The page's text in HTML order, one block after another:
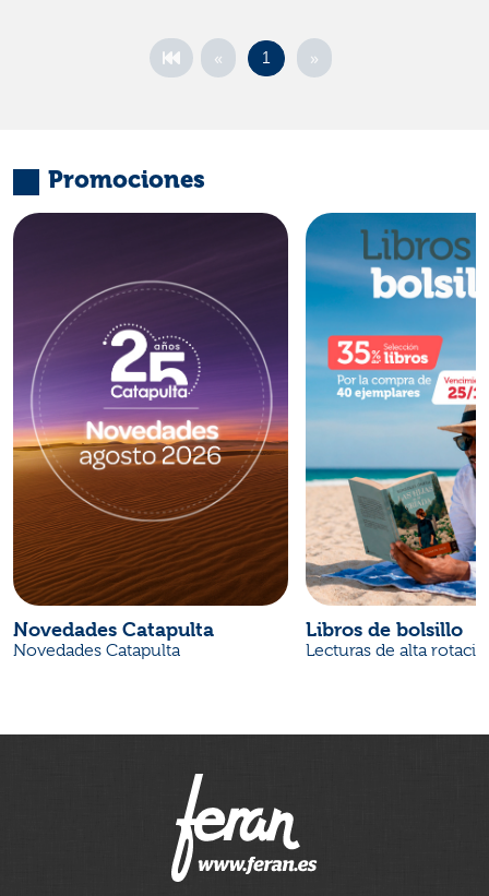
« 1 »
Promociones
Novedades Catapulta
Novedades Catapulta
Libros de bolsillo
Lecturas de alta